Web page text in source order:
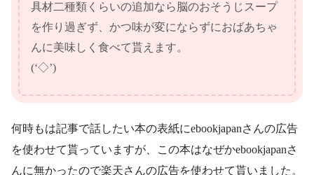
具材二種類くらいの追加なら脳のおそうじスープ
を作り過ぎず、かつ味が変にならずにおばあちゃ
んに美味しく食べて貰えます。
(‘◇’)ゞ
何時もは記事で話したい本の表紙にebookjapanさんの広告
を使わせて貰っていますが、この本はなぜかebookjapanさ
んに無かったので楽天さんの広告を使わせて貰いました。